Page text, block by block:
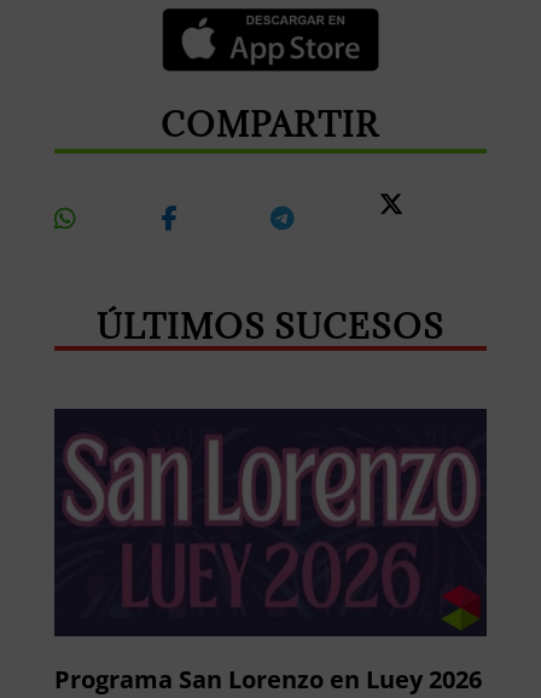
COMPARTIR
ÚLTIMOS SUCESOS
Programa San Lorenzo en Luey 2026